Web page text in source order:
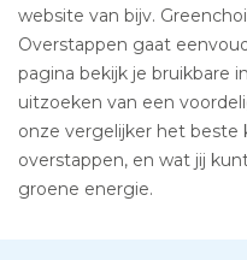
website van bijv.
Overstappen gaat
pagina bekijk je bruikbare
uitzoeken van een
onze vergelijker het beste
overstappen, en wat jij
groene energie.